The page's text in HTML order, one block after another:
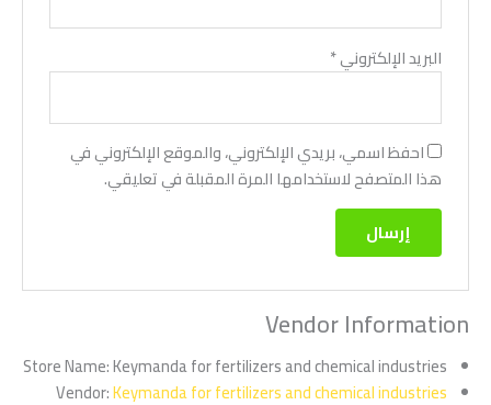
البريد الإلكتروني*
احفظ اسمي، بريدي الإلكتروني، والموقع الإلكتروني في
هذا المتصفح لاستخدامها المرة المقبلة في تعليقي.
Vendor Information
Store Name:Keymanda for fertilizers and chemical industries
Vendor:Keymanda for fertilizers and chemical industries